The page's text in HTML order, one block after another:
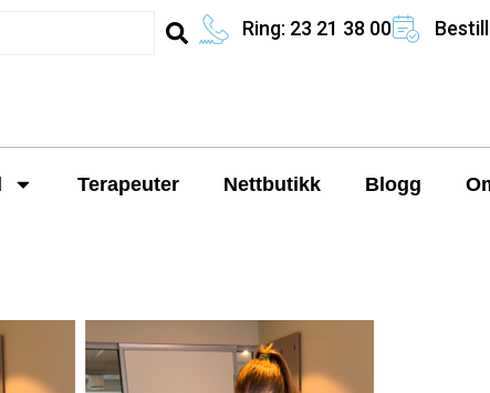
Ring: 23 21 38 00
Terapeuter Nettbutikk Blogg